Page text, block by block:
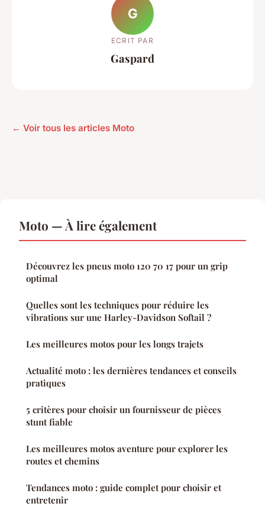
G
ECRIT PAR
Gaspard
← Voir tous les articles Moto
Moto — À lire également
Découvrez les pneus moto 120 70 17 pour un grip
optimal
Quelles sont les techniques pour réduire les
vibrations sur une Harley-Davidson Softail ?
Les meilleures motos pour les longs trajets
Actualité moto : les dernières tendances et conseils
pratiques
5 critères pour choisir un fournisseur de pièces
stunt fiable
Les meilleures motos aventure pour explorer les
routes et chemins
Tendances moto : guide complet pour choisir et
entretenir